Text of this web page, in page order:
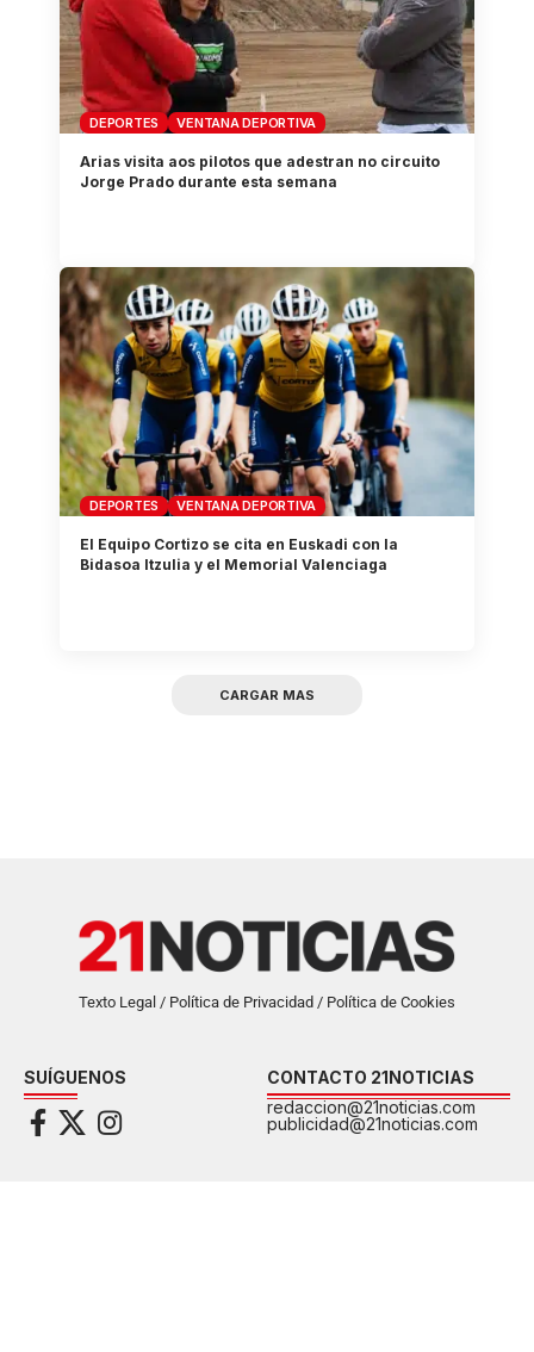
DEPORTES VENTANA DEPORTIVA
Arias visita aos pilotos que adestran no circuito
Jorge Prado durante esta semana
DEPORTES VENTANA DEPORTIVA
El Equipo Cortizo se cita en Euskadi con la
Bidasoa Itzulia y el Memorial Valenciaga
CARGAR MAS
Texto Legal / Política de Privacidad / Política de Cookies
SUÍGUENOS
CONTACTO 21NOTICIAS
redaccion@21noticias.com
publicidad@21noticias.com